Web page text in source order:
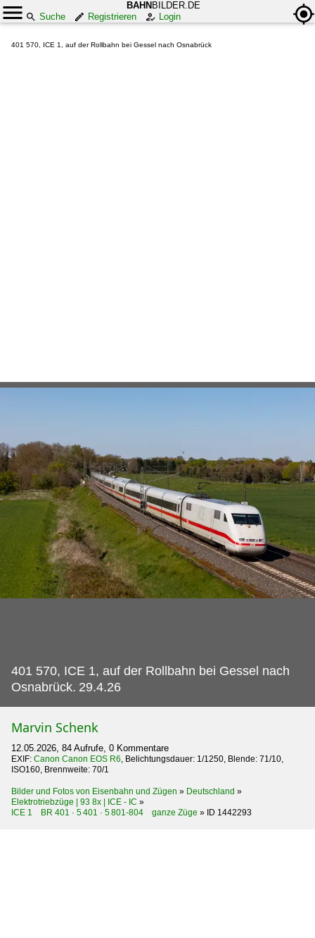
BAHN BILDER.DE
Suche
Registrieren Login
401 570, ICE 1, auf der Rollbahn bei Gessel nach Osnabrück
401 570, ICE 1, auf der Rollbahn bei Gessel nach
Osnabrück. 29.4.26
Marvin Schenk
12.05.2026, 84 Aufrufe, 0 Kommentare
EXIF: Canon Canon EOS R6, Belichtungsdauer: 1/1250, Blende: 71/10,
ISO160, Brennweite: 70/1
Bilder und Fotos von Eisenbahn und Zügen » Deutschland »
Elektrotriebzüge | 93 8x | ICE - IC »
ICE 1 BR 401 · 5 401 · 5 801-804 ganze Züge » ID 1442293